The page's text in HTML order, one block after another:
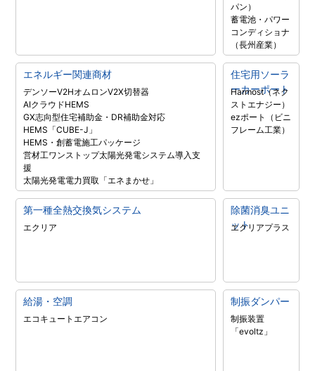
パン）
蓄電池・パワー
コンディショナ
（長州産業）
エネルギー関連商材
デンソーV2HオムロンV2X切替器
AIクラウドHEMS
GX志向型住宅補助金・DR補助金対応
HEMS「CUBE-J」
HEMS・創蓄電施工パッケージ
営材工ワンストップ太陽光発電システム導入支
援
太陽光発電電力買取「エネまかせ」
住宅用ソーラ
ーカーポート
Harmost（ネク
ストエナジー）
ezポート（ビニ
フレーム工業）
第一種全熱交換気システム
エクリア
除菌消臭ユニ
ット
エクリアプラス
給湯・空調
エコキュート エアコン
制振ダンパー
制振装置
「evoltz」